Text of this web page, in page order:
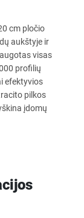
cm pločio
aukštyje ir
visas
profilių
efektyvios
pilkos
įdomų